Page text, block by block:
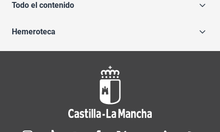
Todo el contenido
Hemeroteca